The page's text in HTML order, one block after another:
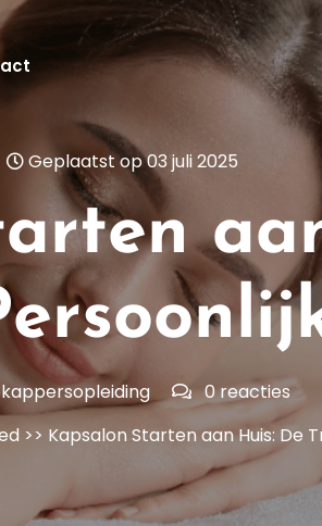
Geplaatst op 03 juli 2025
0 reacties
>> Kapsalon Starten aan Huis: De